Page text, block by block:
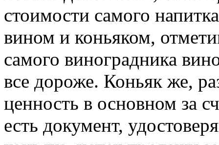
стоимости самого
вином и коньяком,
самого виноградника
все дороже. Коньяк же,
ценность в основном за
есть документ,